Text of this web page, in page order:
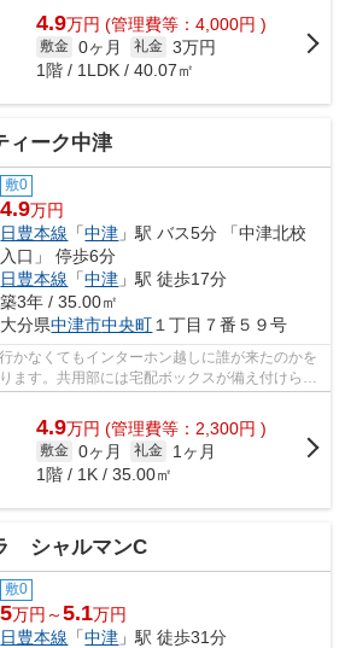
4.9万円 (管理費等：4,000円 )
敷金 0ヶ月 礼金 3万円
1階 / 1LDK / 40.07㎡
ィーク中津
敷0
4.9万円
日豊本線 「中津 」駅 バス5分 「中津北校
入口」 停歩6分
日豊本線 「中津 」駅 徒歩17分
築3年 / 35.00㎡
大分県中津市中央町 １丁目７番５９号
かなくてもインターホン越しに誰が来たのかを
ます。共用部には宅配ボックスが備え付けられ
け取る必...
4.9万円 (管理費等：2,300円 )
敷金 0ヶ月 礼金
1ヶ月
1階 / 1K / 35.00㎡
シャルマンC
敷0
5万円～5.1万円
日豊本線 「中津 」駅 徒歩31分